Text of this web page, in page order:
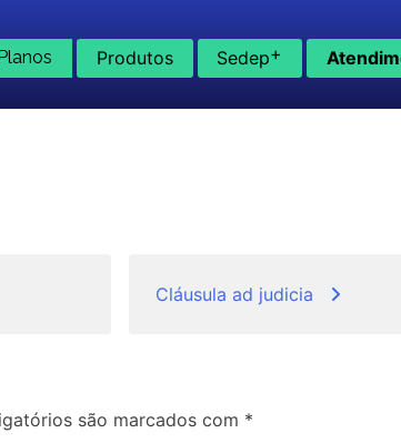
Planos Produtos Sedep+
Cláusula ad judicia
são marcados com *